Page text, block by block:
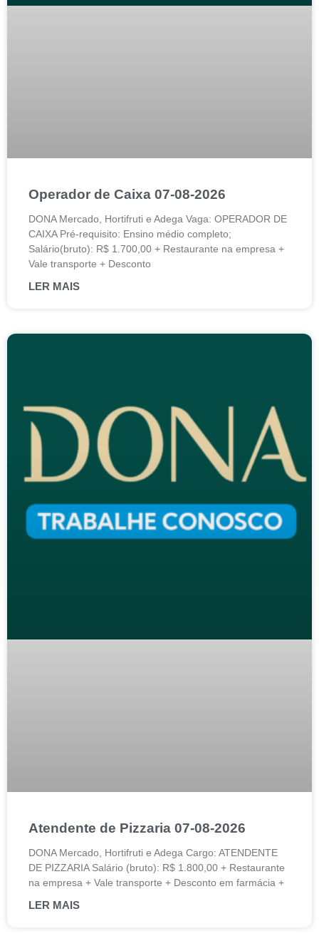
Operador de Caixa 07-08-2026
DONA Mercado, Hortifruti e Adega Vaga: OPERADOR DE
CAIXA Pré-requisito: Ensino médio completo;
Salário(bruto): R$ 1.700,00 + Restaurante na empresa +
Vale transporte + Desconto
LER MAIS
Atendente de Pizzaria 07-08-2026
DONA Mercado, Hortifruti e Adega Cargo: ATENDENTE
DE PIZZARIA Salário (bruto): R$ 1.800,00 + Restaurante
na empresa + Vale transporte + Desconto em farmácia +
LER MAIS